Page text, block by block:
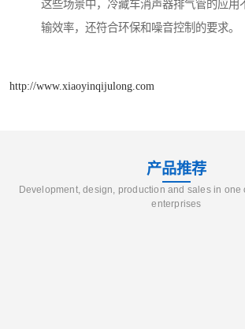
这些场景中，冷藏车消声器排气管的应用
输效率，还符合环保和噪音控制的要求。
http://www.xiaoyinqijulong.com
产品推荐
Development, design, production and sales in one
enterprises